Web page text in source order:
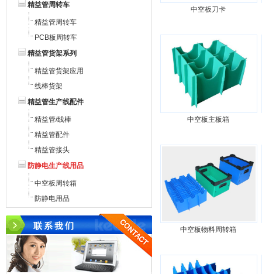
精益管周转车
精益管周转车
PCB板周转车
精益管货架系列
精益管货架应用
线棒货架
精益管生产线配件
精益管/线棒
精益管配件
精益管接头
防静电生产线用品
中空板周转箱
防静电用品
中空板刀卡
中空板主板箱
中空板物料周转箱